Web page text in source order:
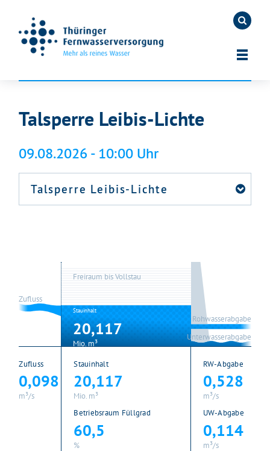
Talsperre Leibis-Lichte
09.08.2026 - 10:00 Uhr
Freiraum bis Vollstau
Stauinhalt
20,117
Mio. m³
Zufluss
Rohwasserabgabe
Unterwasserabgabe
Zufluss
0,098
m³/s
Stauinhalt
20,117
Mio. m³
Betriebsraum Füllgrad
60,5
%
RW-Abgabe
0,528
m³/s
UW-Abgabe
0,114
m³/s
Gleich geht's los!
Mit Ihrer Zustimmung möchten wir moderne Web-
Technologien auf unserer Website nutzen. Einige sind